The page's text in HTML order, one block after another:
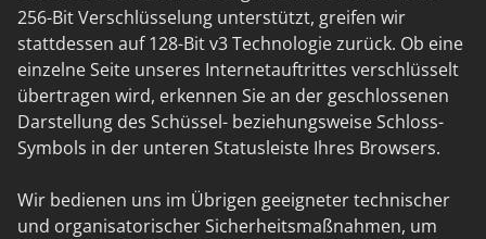
256-Bit Verschlüsselung unterstützt, greifen wir
stattdessen auf 128-Bit v3 Technologie zurück. Ob eine
einzelne Seite unseres Internetauftrittes verschlüsselt
übertragen wird, erkennen Sie an der geschlossenen
Darstellung des Schüssel- beziehungsweise Schloss-
Symbols in der unteren Statusleiste Ihres Browsers.
Wir bedienen uns im Übrigen geeigneter technischer
und organisatorischer Sicherheitsmaßnahmen, um